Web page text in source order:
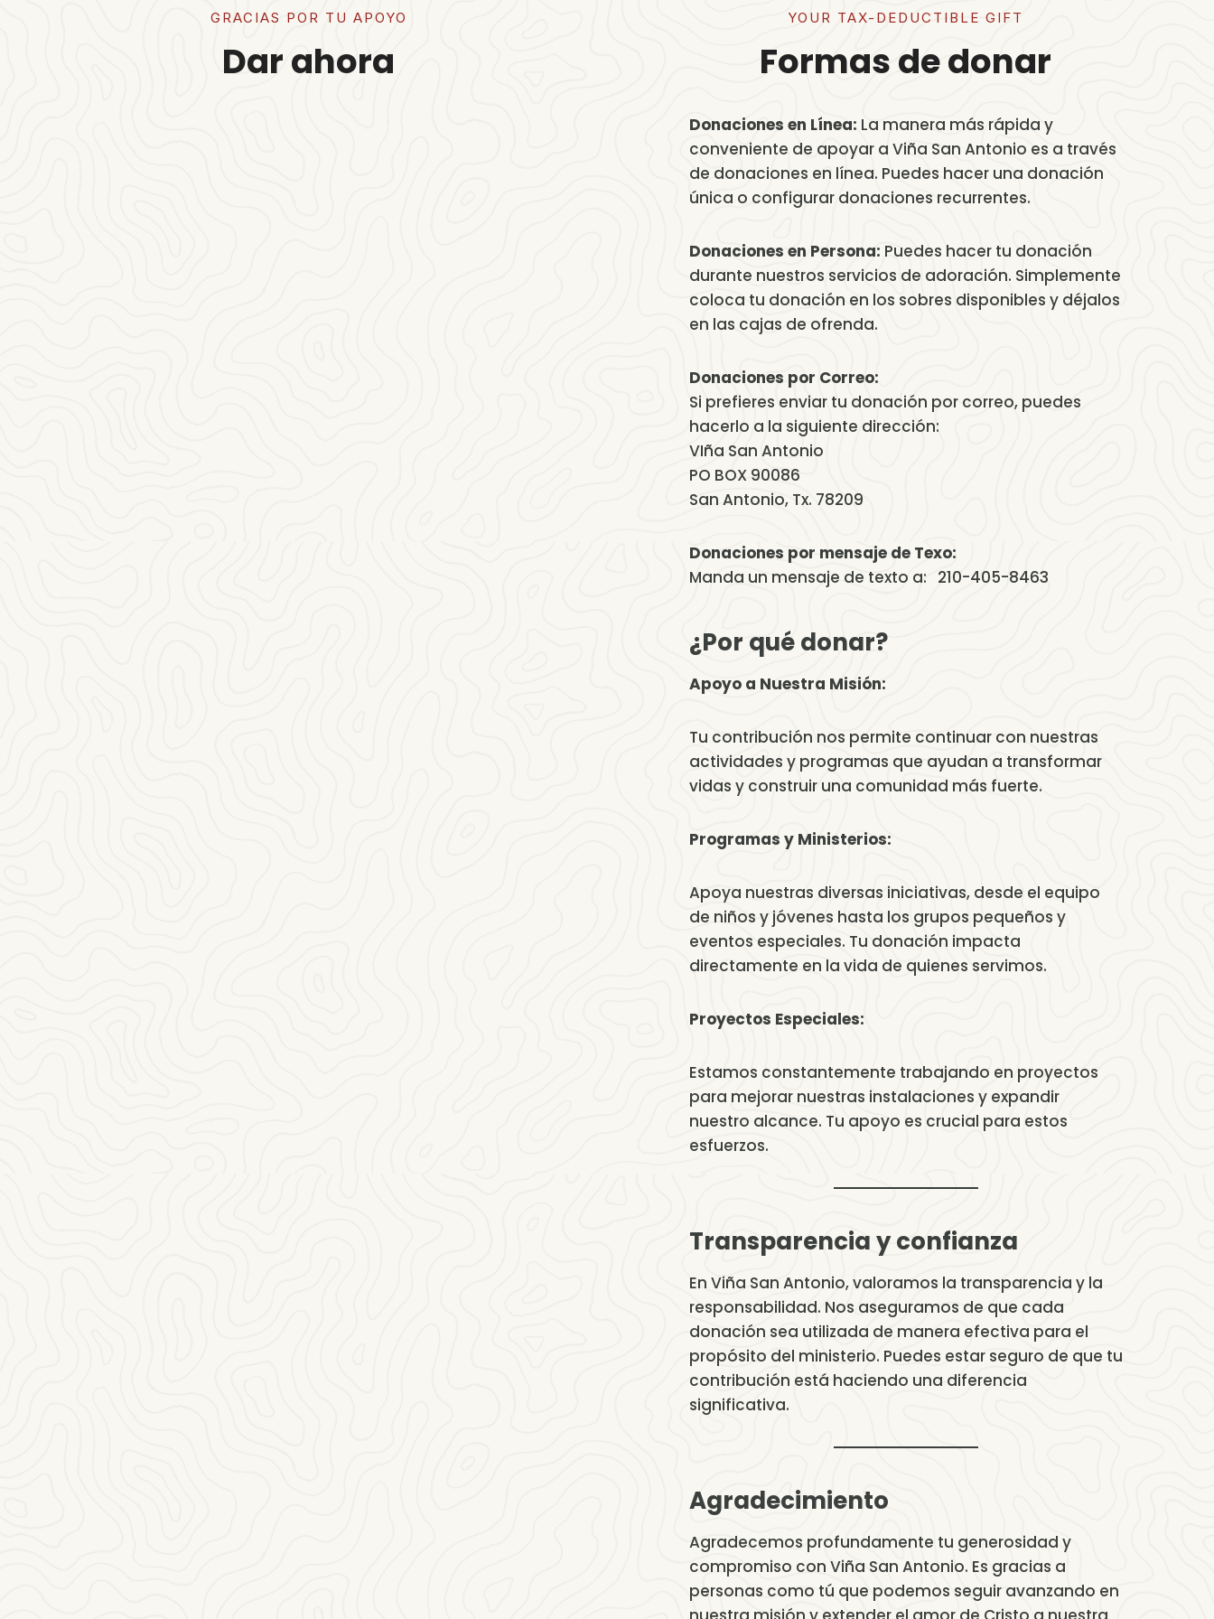
GRACIAS POR TU APOYO
Dar ahora
YOUR TAX-DEDUCTIBLE GIFT
Formas de donar
Donaciones en Línea: La manera más rápida y
conveniente de apoyar a Viña San Antonio es a través
de donaciones en línea. Puedes hacer una donación
única o configurar donaciones recurrentes.
Donaciones en Persona: Puedes hacer tu donación
durante nuestros servicios de adoración. Simplemente
coloca tu donación en los sobres disponibles y déjalos
en las cajas de ofrenda.
Donaciones por Correo:
Si prefieres enviar tu donación por correo, puedes
hacerlo a la siguiente dirección:
VIña San Antonio
PO BOX 90086
San Antonio, Tx. 78209
Donaciones por mensaje de Texo:
Manda un mensaje de texto a: 210-405-8463
¿Por qué donar?
Apoyo a Nuestra Misión:
Tu contribución nos permite continuar con nuestras
actividades y programas que ayudan a transformar
vidas y construir una comunidad más fuerte.
Programas y Ministerios:
Apoya nuestras diversas iniciativas, desde el equipo
de niños y jóvenes hasta los grupos pequeños y
eventos especiales. Tu donación impacta
directamente en la vida de quienes servimos.
Proyectos Especiales:
Estamos constantemente trabajando en proyectos
para mejorar nuestras instalaciones y expandir
nuestro alcance. Tu apoyo es crucial para estos
esfuerzos.
Transparencia y confianza
En Viña San Antonio, valoramos la transparencia y la
responsabilidad. Nos aseguramos de que cada
donación sea utilizada de manera efectiva para el
propósito del ministerio. Puedes estar seguro de que tu
contribución está haciendo una diferencia
significativa.
Agradecimiento
Agradecemos profundamente tu generosidad y
compromiso con Viña San Antonio. Es gracias a
personas como tú que podemos seguir avanzando en